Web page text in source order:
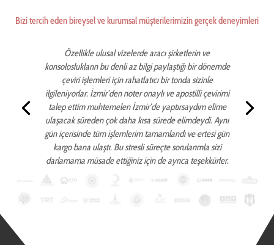
Bizi tercih eden bireysel ve kurumsal müşterilerimizin gerçek deneyimleri
Özellikle ulusal vizelerde aracı şirketlerin ve
konsoloslukların bu denli az bilgi paylaştığı bir dönemde
çeviri işlemleri için rahatlatıcı bir tonda sizinle
ilgileniyorlar. İzmir’den noter onaylı ve apostilli çevirimi
talep ettim muhtemelen İzmir’de yaptırsaydım elime
ulaşacak süreden çok daha kısa sürede elimdeydi. Aynı
gün içerisinde tüm işlemlerim tamamlandı ve ertesi gün
kargo bana ulaştı. Bu stresli süreçte sorularımla sizi
darlamama müsade ettiğiniz için de ayrıca teşekkürler.